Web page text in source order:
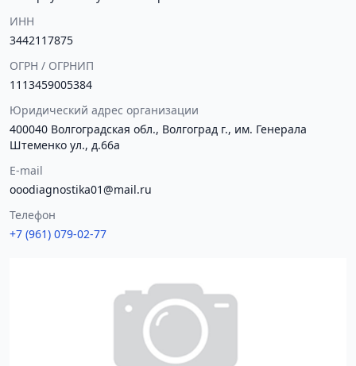
ИНН
3442117875
ОГРН / ОГРНИП
1113459005384
Юридический адрес организации
400040 Волгоградская обл., Волгоград г., им. Генерала
Штеменко ул., д.66а
E-mail
ooodiagnostika01@mail.ru
Телефон
+7 (961) 079-02-77